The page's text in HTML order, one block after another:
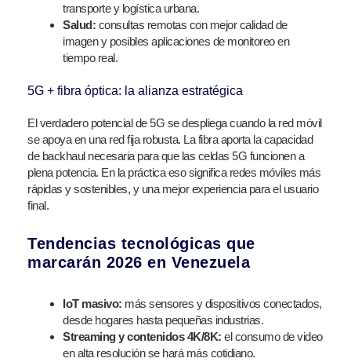
transporte y logística urbana.
Salud: consultas remotas con mejor calidad de
imagen y posibles aplicaciones de monitoreo en
tiempo real.
5G + fibra óptica: la alianza estratégica
El verdadero potencial de 5G se despliega cuando la red móvil
se apoya en una red fija robusta. La fibra aporta la capacidad
de backhaul necesaria para que las celdas 5G funcionen a
plena potencia. En la práctica eso significa redes móviles más
rápidas y sostenibles, y una mejor experiencia para el usuario
final.
Tendencias tecnológicas que
marcarán 2026 en Venezuela
IoT masivo: más sensores y dispositivos conectados,
desde hogares hasta pequeñas industrias.
Streaming y contenidos 4K/8K: el consumo de video
en alta resolución se hará más cotidiano.